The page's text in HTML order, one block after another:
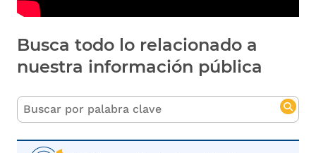
Busca todo lo relacionado a
nuestra información pública